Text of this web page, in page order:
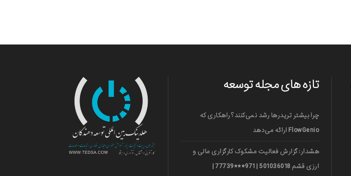
تازه های مجله توسعه
چرا بیشتر تریدرها رشد نمی‌کنند؟ راهکاری که
FlowGenio ارائه می‌دهد
هشدار: گزارش فعالیت مشکوک کارگزاری مالی و
ارزی قشم 501036018 | 971***77739 |